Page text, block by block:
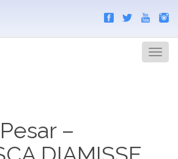
Menu
–
DIAMISSE